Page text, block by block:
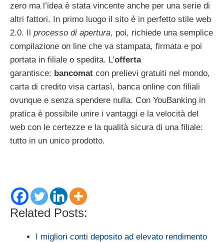
zero ma l’idea è stata vincente anche per una serie di
altri fattori. In primo luogo il sito è in perfetto stile web
2.0. Il processo di apertura, poi, richiede una semplice
compilazione on line che va stampata, firmata e poi
portata in filiale o spedita. L’offerta
garantisce: bancomat con prelievi gratuiti nel mondo,
carta di credito visa cartasì, banca online con filiali
ovunque e senza spendere nulla. Con YouBanking in
pratica è possibile unire i vantaggi e la velocità del
web con le certezze e la qualità sicura di una filiale:
tutto in un unico prodotto.
Related Posts:
I migliori conti deposito ad elevato rendimento